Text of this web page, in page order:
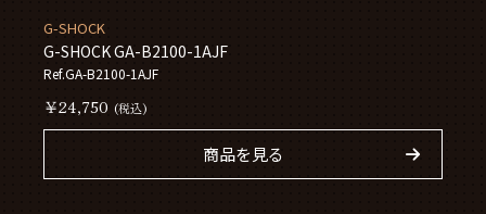
G-SHOCK
G-SHOCK GA-B2100-1AJF
Ref.GA-B2100-1AJF
￥24,750 (税込)
商品を見る